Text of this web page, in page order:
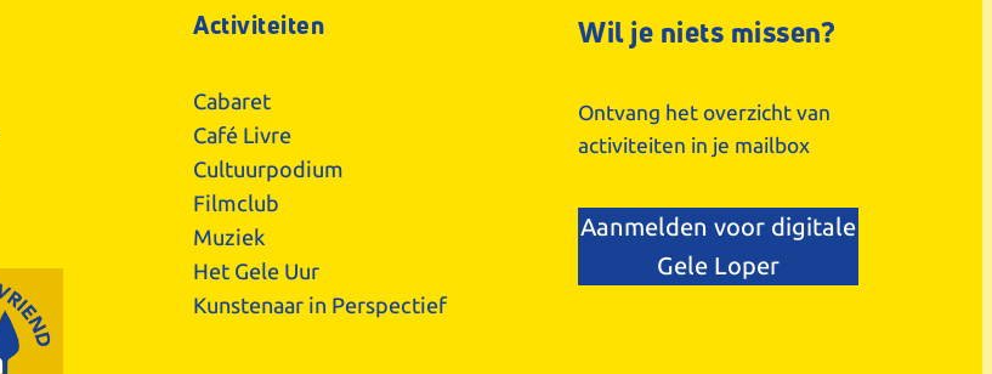
Activiteiten
Cabaret
Café Livre
Cultuurpodium
Filmclub
Muziek
Het Gele Uur
Kunstenaar in Perspectief
Wil je niets missen?
Ontvang het overzicht van
activiteiten in je mailbox
Aanmelden voor digitale
Gele Loper